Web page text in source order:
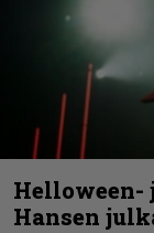
Helloween-
Hansen